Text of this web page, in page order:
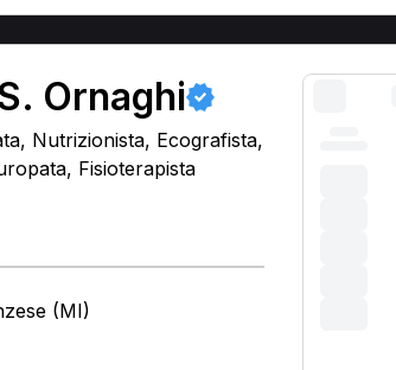
Ornaghi
Nutrizionista, Ecografista,
Fisioterapista
(MI)